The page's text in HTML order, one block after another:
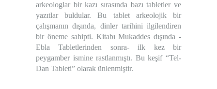
arkeologlar bir kazı sırasında bazı tabletler ve
yazıtlar buldular. Bu tablet arkeolojik bir
çalışmanın dışında, dinler tarihini ilgilendiren
bir öneme sahipti. Kitabı Mukaddes dışında -
Ebla Tabletlerinden sonra- ilk kez bir
peygamber ismine rastlanmıştı. Bu keşif “Tel-
Dan Tableti” olarak ünlenmiştir.